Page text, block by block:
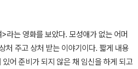
도 하다. 『맨홀』의 주인공인
누구나 그런 구멍에 빠지면 『맨홀』의
다. 누구든 ‘나’처럼 우연히 살인을 저지를
성을 갖고 있기 때문이다. 우리 모두
지니고 있는 동시에 그 삶이란 것이 얼마나
한다. 참 힘든 일이겠지만.
없는지 발 밑을 살피고 조심조심 걸음을
슬픈 일이 어떻게 해야 사라질 수 있는 것
고통을 받는 아이들이 없어졌으면 하는
묵직한 소설이었다. 가슴이 먹먹하다
유지하기 위한 가식은 자식을 골탕먹이
결력을 기르는데 오히려 방해가 되는 또다
난 후 요즘 더욱 심해지는 폭력사건들이
. 모든 폭력의 원인이 가정은 아니겠지만
배우고 태도를 배우는 아주 기본적인 공간
는 가능하다고 말한다. 어린 시절 끊이지
이런 부조리함에 저항하지 못했던 가족들
어린 소년의 인성이 이토록 불안한 상태
염세적인 생각들)에 빠지게 되었다
한다. <맨홀>같이 어두운 상태는 ‘나’에
노로 눈쌀을 찌뿌린다. 이유모를 분노에
게 학교에서 소위 노는애들무리인 녀석들
서부터 변화시킨다. 연극과 대입시험준비
서 간병일로 하루종일 병원에서 숙식하는
없는 집이 싫어 떠돌이처럼 밤을 헤메고 다
라는 영화를 보았다. 모성애가 없는 어머
처 주고 상처 받는 이야기이다. 짧게 내용
어 준비가 되지 않은 채 임신을 하게 되고